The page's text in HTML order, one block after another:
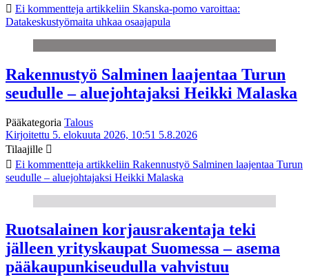
Ei kommentteja artikkeliin Skanska-pomo varoittaa:
Datakeskustyömaita uhkaa osaajapula
Rakennustyö Salminen laajentaa Turun
seudulle – aluejohtajaksi Heikki Malaska
Pääkategoria Talous
Kirjoitettu 5. elokuuta 2026, 10:51 5.8.2026
Tilaajille
Ei kommentteja artikkeliin Rakennustyö Salminen laajentaa Turun
seudulle – aluejohtajaksi Heikki Malaska
Ruotsalainen korjausrakentaja teki
jälleen yrityskaupat Suomessa – asema
pääkaupunkiseudulla vahvistuu